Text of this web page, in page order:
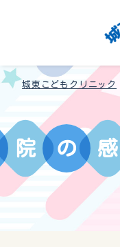
城東こどもクリニック
院 の 感